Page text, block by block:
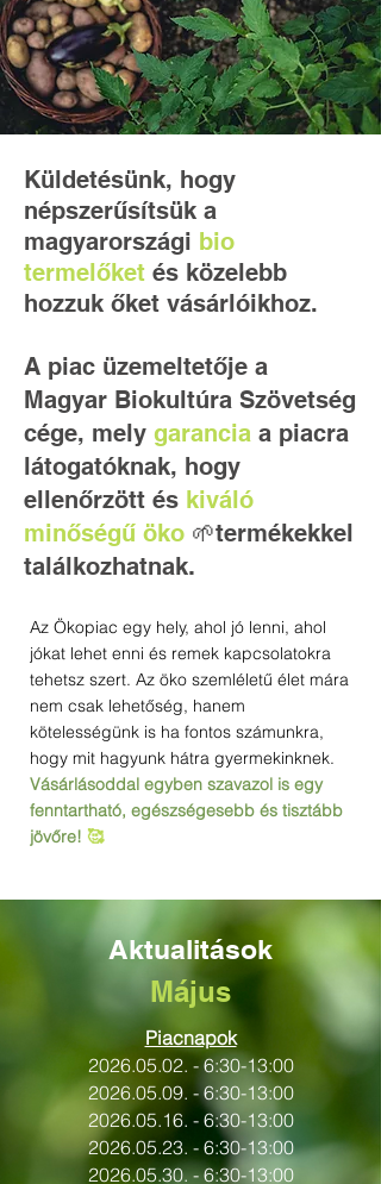
Küldetésünk, hogy
népszerűsítsük a
magyarországi bio
termelőket és közelebb
hozzuk őket vásárlóikhoz.
A piac üzemeltetője a
Magyar Biokultúra Szövetség
cége, mely garancia a piacra
látogatóknak, hogy
ellenőrzött és kiváló
minőségű öko 🌱termékekkel
találkozhatnak.
Az Ökopiac egy hely, ahol jó lenni, ahol
jókat lehet enni és remek kapcsolatokra
tehetsz szert. Az öko szemléletű élet mára
nem csak lehetőség, hanem
kötelességünk is ha fontos számunkra,
hogy mit hagyunk hátra gyermekinknek.
Vásárlásoddal egyben szavazol is egy
fenntartható, egészségesebb és tisztább
jövőre! 🥰
Aktualitások
Május
Piacnapok
2026.05.02. - 6:30-13:00
2026.05.09. - 6:30-13:00
2026.05.16. - 6:30-13:00
2026.05.23. - 6:30-13:00
2026.05.30. - 6:30-13:00